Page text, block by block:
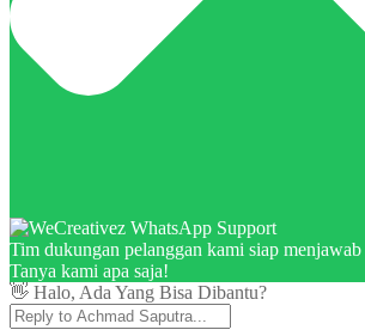
Tim dukungan pelanggan kami siap
Tanya kami apa saja!
👋 Halo, Ada Yang Bisa Dibantu?